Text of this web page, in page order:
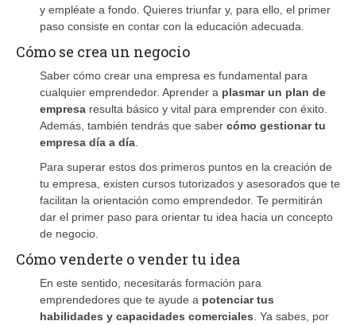
y empléate a fondo. Quieres triunfar y, para ello, el primer
paso consiste en contar con la educación adecuada.
Cómo se crea un negocio
Saber cómo crear una empresa es fundamental para
cualquier emprendedor. Aprender a plasmar un plan de
empresa resulta básico y vital para emprender con éxito.
Además, también tendrás que saber cómo gestionar tu
empresa día a día
Para superar estos dos primeros puntos en la creación de
tu empresa, existen cursos tutorizados y asesorados que te
facilitan la orientación como emprendedor. Te permitirán
dar el primer paso para orientar tu idea hacia un concepto
de negocio.
Cómo venderte o vender tu idea
En este sentido, necesitarás formación para
emprendedores que te ayude a potenciar tus
habilidades y capacidades comerciales . Ya sabes, por